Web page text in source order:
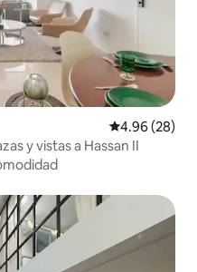
Calificación
4.96 (28)
y vistas a Hassan II